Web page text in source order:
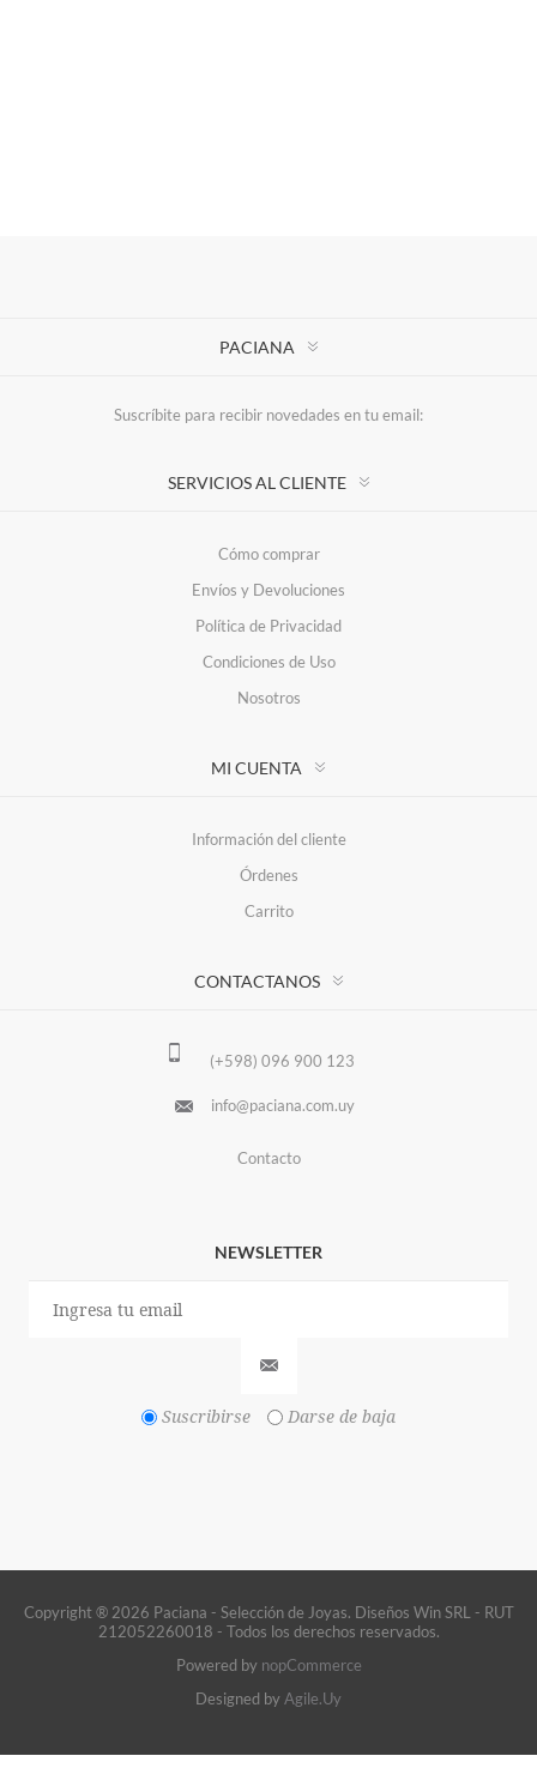
PACIANA
Suscríbite para recibir novedades en tu email:
SERVICIOS AL CLIENTE
Cómo comprar
Envíos y Devoluciones
Política de Privacidad
Condiciones de Uso
Nosotros
MI CUENTA
Información del cliente
Órdenes
Carrito
CONTACTANOS
(+598) 096 900 123
info@paciana.com.uy
Contacto
NEWSLETTER
Suscribirse Darse de baja
Copyright ® 2026 Paciana - Selección de Joyas. Diseños Win SRL - RUT
212052260018 - Todos los derechos reservados.
Powered by nopCommerce
Designed byAgile.Uy